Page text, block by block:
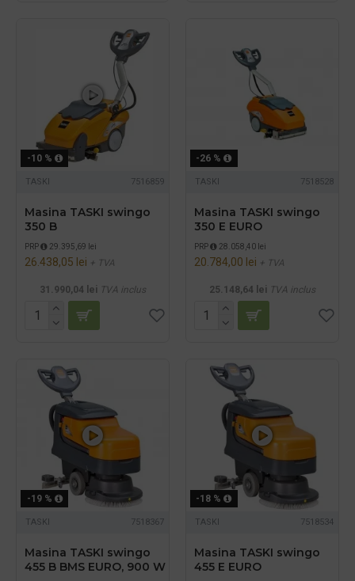
-10 %
TASKI 7516859
Masina TASKI swingo
350 B
PRP 29.395,69 lei
26.438,05 lei + TVA
31.990,04 lei TVA inclus
-26 %
TASKI 7518528
Masina TASKI swingo
350 E EURO
PRP 28.058,40 lei
20.784,00 lei + TVA
25.148,64 lei TVA inclus
-19 %
TASKI 7518367
Masina TASKI swingo
455 B BMS EURO, 900 W
-18 %
TASKI 7518534
Masina TASKI swingo
455 E EURO